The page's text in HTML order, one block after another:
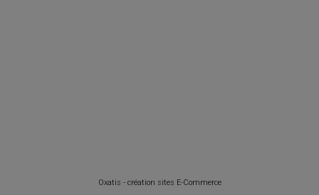
Oxatis - création sites E-Commerce